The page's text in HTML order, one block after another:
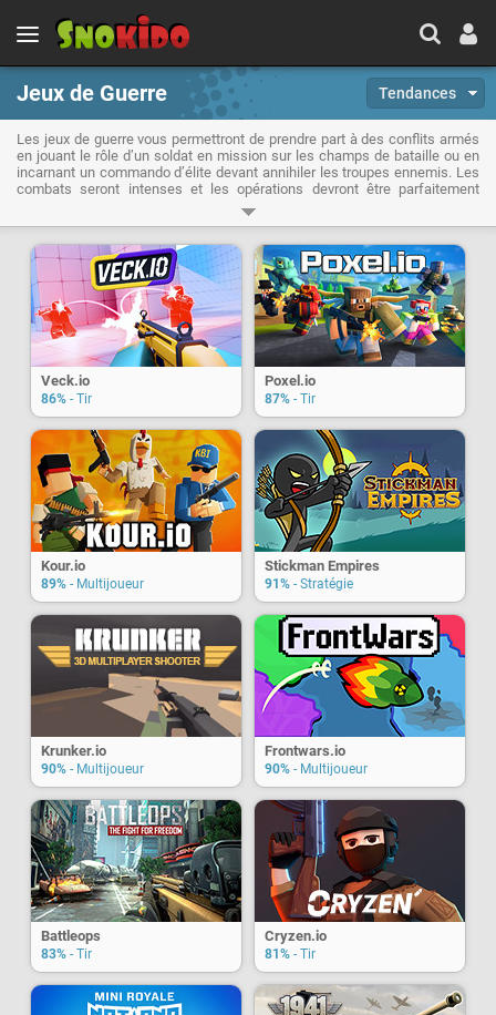
Jeux de Guerre Tendances
Les jeux de guerre vous permettront de prendre part à des conflits armés
en jouant le rôle d’un soldat en mission sur les champs de bataille ou en
incarnant un commando d’élite devant annihiler les troupes ennemis. Les
combats seront intenses et les opérations devront être parfaitement
planifiées pour espérer remporter la victoire en limitant les pertes
humaines et matérielles sur le terrain. Jouer à des jeux guerre permet de
conduire des chars d’assaut ou de piloter des avions de chasse ou autre
hélicoptères de combat.
Veck.io
86% - Tir
Poxel.io
87% - Tir
Kour.io
89% - Multijoueur
Stickman Empires
91% - Stratégie
Krunker.io
90% - Multijoueur
Frontwars.io
90% - Multijoueur
Battleops
83% - Tir
Cryzen.io
81% - Tir